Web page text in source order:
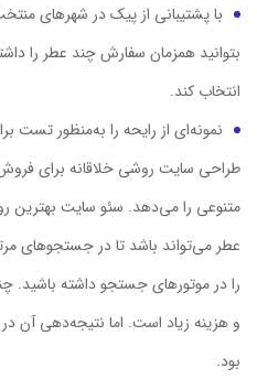
با پشتیبانی از پیک در شهرهای
بتوانید همزمان سفارش چند عطر را
انتخاب کند.
نمونه‌ای از رایحه را به‌منظور تست
طراحی سایت روشی خلاقانه برای فروش
متنوعی را می‌دهد. سئو سایت
عطر می‌تواند باشد تا در جستجوهای
را در موتورهای جستجو داشته باشید.
و هزینه زیاد است. اما نتیجه‌دهی آن
بود.